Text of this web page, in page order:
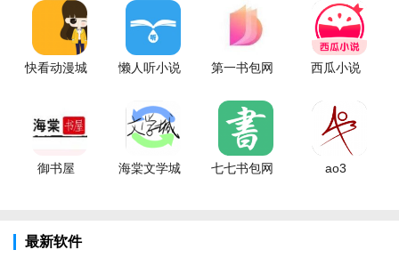
快看动漫城 懒人听小说 第一书包网 西瓜小说
御书屋 海棠文学城 七七书包网 ao3
最新软件